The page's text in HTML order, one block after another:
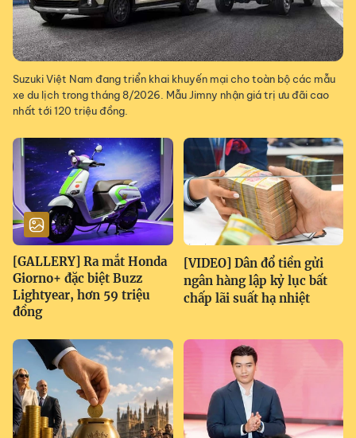
Suzuki Việt Nam đang triển khai khuyến mại cho toàn bộ các mẫu
xe du lịch trong tháng 8/2026. Mẫu Jimny nhận giá trị ưu đãi cao
nhất tới 120 triệu đồng.
[GALLERY] Ra mắt Honda
Giorno+ đặc biệt Buzz
Lightyear, hơn 59 triệu
đồng
[VIDEO] Dân đổ tiền gửi
ngân hàng lập kỷ lục bất
chấp lãi suất hạ nhiệt